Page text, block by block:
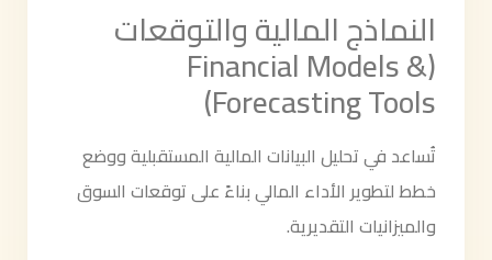
النماذج المالية والتوقعات
(Financial Models &
Forecasting Tools)
تُساعد في تحليل البيانات المالية المستقبلية ووضع
خطط لتطوير الأداء المالي بناءً على توقعات السوق
والميزانيات التقديرية.